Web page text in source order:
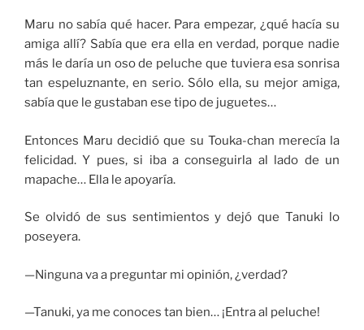
Maru no sabía qué hacer. Para empezar, ¿qué hacía su
amiga allí? Sabía que era ella en verdad, porque nadie
más le daría un oso de peluche que tuviera esa sonrisa
tan espeluznante, en serio. Sólo ella, su mejor amiga,
sabía que le gustaban ese tipo de juguetes…
Entonces Maru decidió que su Touka-chan merecía la
felicidad. Y pues, si iba a conseguirla al lado de un
mapache… Ella le apoyaría.
Se olvidó de sus sentimientos y dejó que Tanuki lo
poseyera.
—Ninguna va a preguntar mi opinión, ¿verdad?
—Tanuki, ya me conoces tan bien… ¡Entra al peluche!